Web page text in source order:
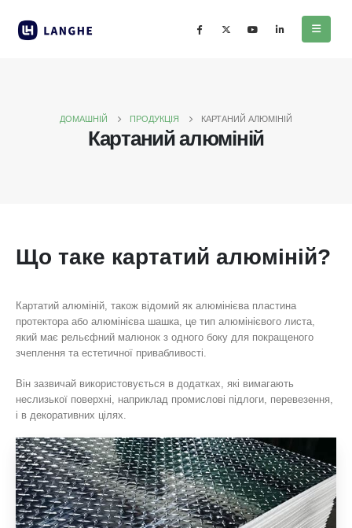
ДОМАШНІЙ ПРОДУКЦІЯ КАРТАНИЙ АЛЮМІНІЙ
Картаний алюміній
Що таке картатий алюміній?
Картатий алюміній, також відомий як алюмінієва пластина
протектора або алюмінієва шашка, це тип алюмінієвого листа,
який має рельєфний малюнок з одного боку для покращеного
зчеплення та естетичної привабливості.
Він зазвичай використовується в додатках, які вимагають
неслизької поверхні, наприклад промислові підлоги, перевезення,
і в декоративних цілях.